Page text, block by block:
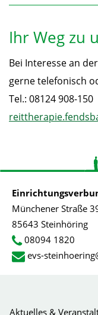
Ihr Weg zu
Bei Interesse an
gerne telefonisch
Tel.: 08124 908-150
Münchener Straße
85643 Steinhöring
08094 1820
evs-
Aktuelles &